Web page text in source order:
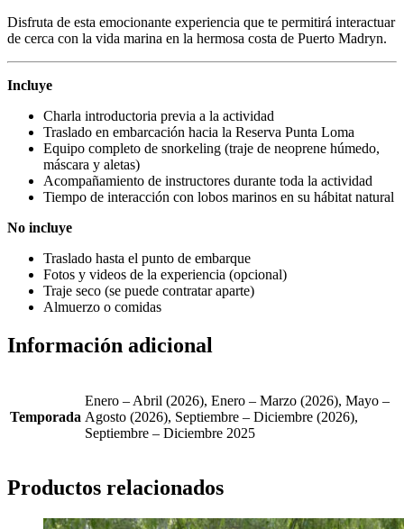
Disfruta de esta emocionante experiencia que te permitirá interactuar
de cerca con la vida marina en la hermosa costa de Puerto Madryn.
Incluye
Charla introductoria previa a la actividad
Traslado en embarcación hacia la Reserva Punta Loma
Equipo completo de snorkeling (traje de neoprene húmedo,
máscara y aletas)
Acompañamiento de instructores durante toda la actividad
Tiempo de interacción con lobos marinos en su hábitat natural
No incluye
Traslado hasta el punto de embarque
Fotos y videos de la experiencia (opcional)
Traje seco (se puede contratar aparte)
Almuerzo o comidas
Información adicional
Temporada
Enero – Abril (2026), Enero – Marzo (2026), Mayo –
Agosto (2026), Septiembre – Diciembre (2026),
Septiembre – Diciembre 2025
Productos relacionados